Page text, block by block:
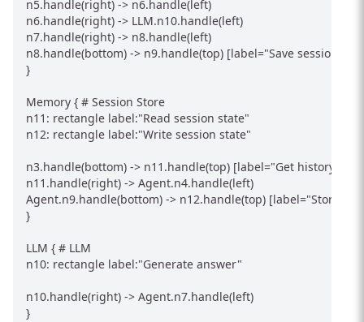
n5.handle(right) -> n6.handle(left)
n6.handle(right) -> LLM.n10.handle(left)
n7.handle(right) -> n8.handle(left)
n8.handle(bottom) -> n9.handle(top) [label="Save session"]
}
Memory { # Session Store
n11: rectangle label:"Read session state"
n12: rectangle label:"Write session state"
n3.handle(bottom) -> n11.handle(top) [label="Get history"]
n11.handle(right) -> Agent.n4.handle(left)
Agent.n9.handle(bottom) -> n12.handle(top) [label="Store
}
LLM { # LLM
n10: rectangle label:"Generate answer"
n10.handle(right) -> Agent.n7.handle(left)